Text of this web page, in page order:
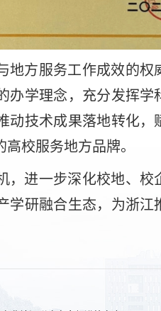
地方服务工作成效的权
办学理念，充分发挥学
动技术成果落地转化，
校服务地方品牌。
，进一步深化校地、校
研融合生态，为浙江